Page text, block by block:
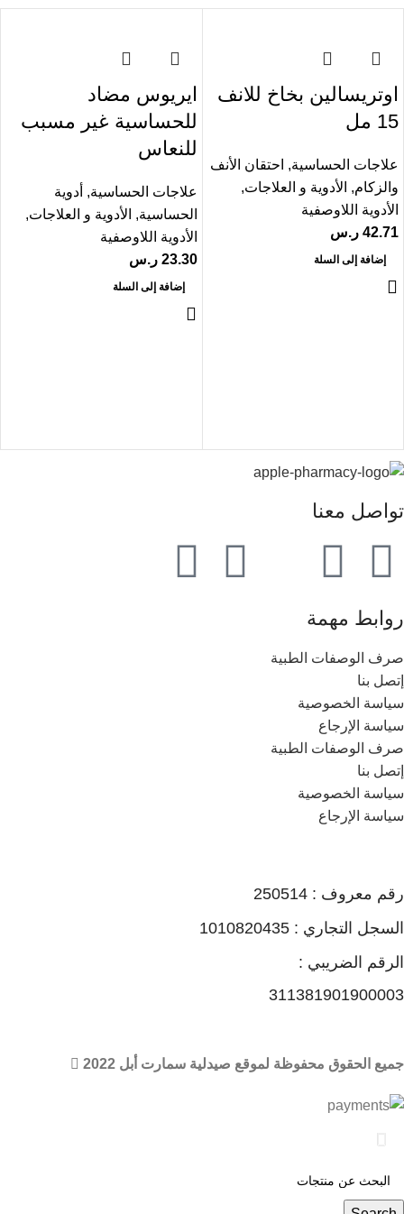
اوتريسالين بخاخ للانف
15 مل
علاجات الحساسية, احتقان الأنف
والزكام, الأدوية و العلاجات,
الأدوية اللاوصفية
42.71 ر.س
إضافة إلى السلة
ايريوس مضاد
للحساسية غير مسبب
للنعاس
علاجات الحساسية, أدوية
الحساسية, الأدوية و العلاجات,
الأدوية اللاوصفية
23.30 ر.س
إضافة إلى السلة
تواصل معنا
روابط مهمة
صرف الوصفات الطبية
إتصل بنا
سياسة الخصوصية
سياسة الإرجاع
صرف الوصفات الطبية
إتصل بنا
سياسة الخصوصية
سياسة الإرجاع
رقم معروف : 250514
السجل التجاري : 1010820435
الرقم الضريبي :
311381901900003
جميع الحقوق محفوظة لموقع صيدلية سمارت أبل 2022
🏠 عند شرائك من صيدليات سمارت أبل أحصل علي مكافات ونقاط